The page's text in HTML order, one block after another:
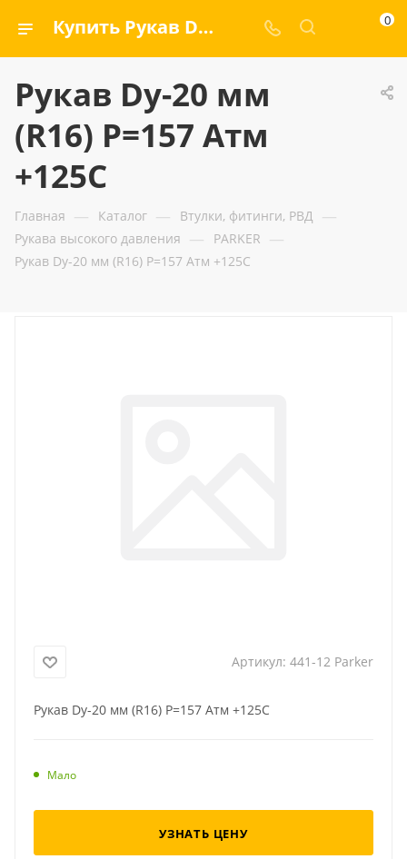
Купить Рукав Dу-20 мм (R16) Р=157 Атм +125C — ООО «ГИДРАМАКС» 0
Рукав Dу-20 мм
(R16) Р=157 Атм
+125C
Главная — Каталог — Втулки, фитинги, РВД —
Рукава высокого давления — PARKER —
Рукав Dу-20 мм (R16) Р=157 Атм +125C
Артикул: 441-12 Parker
Рукав Dу-20 мм (R16) Р=157 Атм +125C
Мало
УЗНАТЬ ЦЕНУ